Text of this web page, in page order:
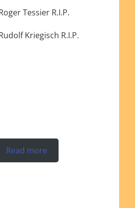
Tessier R.I.P.
Kriegisch R.I.P.
Read more